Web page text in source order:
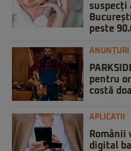
suspecți
peste
ANUNȚURI
pentru
costă
APLICATII
Românii
digital